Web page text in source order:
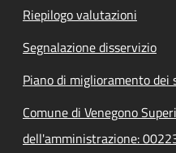
Riepilogo valutazioni
Segnalazione disservizio
Piano di miglioramento dei
Comune di Venegono
dell'amministrazione: